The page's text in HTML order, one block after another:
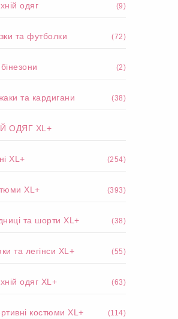
одяг (9)
та футболки (72)
(2)
та кардигани (38)
ОДЯГ XL+
XL+ (254)
XL+ (393)
та шорти XL+ (38)
та легінси XL+ (55)
одяг XL+ (63)
костюми XL+ (114)